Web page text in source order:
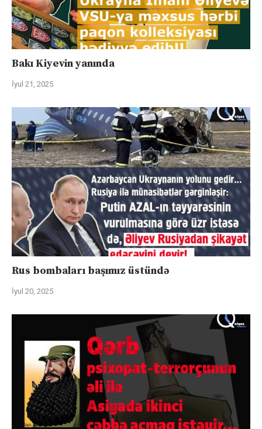
Bakı Kiyevin yanında
İyul 21, 2025
Rus bombaları başımız üstündə
İyul 20, 2025